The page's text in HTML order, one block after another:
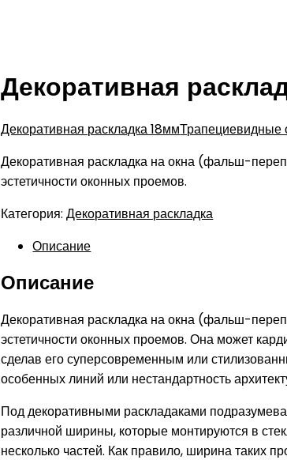
Декоративная
Декоративная раскладка 18ммТрапециевидные
Декоративная раскладка на окна (фальш-
эстетичности оконных проемов.
Категория:Декоративная раскладка
Описание
Описание
Декоративная раскладка на окна (фальш-
эстетичности оконных проемов. Она может
сделав его суперсовременным или
особенных линий или нестандартность
Под декоративными раскладаками
различной ширины, которые монтируются в
несколько частей. Как правило, ширина таких